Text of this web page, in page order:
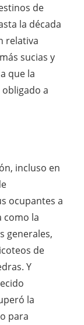
de
la década
relativa
sucias y
que la
obligado a
incluso en
ocupantes a
como la
generales,
de
Y
la
para